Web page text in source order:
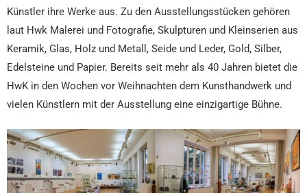
Künstler ihre Werke aus. Zu den Ausstellungsstücken gehören
laut Hwk Malerei und Fotografie, Skulpturen und Kleinserien aus
Keramik, Glas, Holz und Metall, Seide und Leder, Gold, Silber,
Edelsteine und Papier. Bereits seit mehr als 40 Jahren bietet die
HwK in den Wochen vor Weihnachten dem Kunsthandwerk und
vielen Künstlern mit der Ausstellung eine einzigartige Bühne.